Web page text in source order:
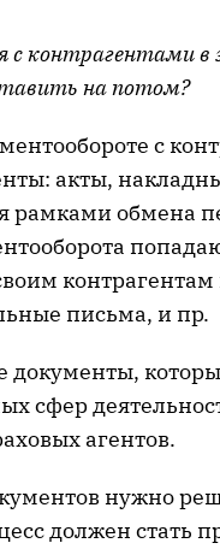
контрагентами в
на потом?
с
акты,
рамками обмена
письма, и пр.
документы,
сфер
агентов.
нужно
должен стать